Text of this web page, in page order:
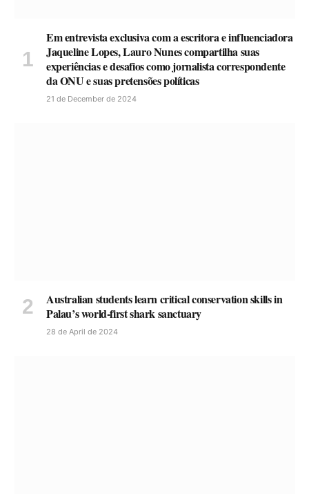
Em entrevista exclusiva com a escritora e influenciadora
Jaqueline Lopes, Lauro Nunes compartilha suas
experiências e desafios como jornalista correspondente
da ONU e suas pretensões políticas
21 de December de 2024
Australian students learn critical conservation skills in
Palau’s world-first shark sanctuary
28 de April de 2024